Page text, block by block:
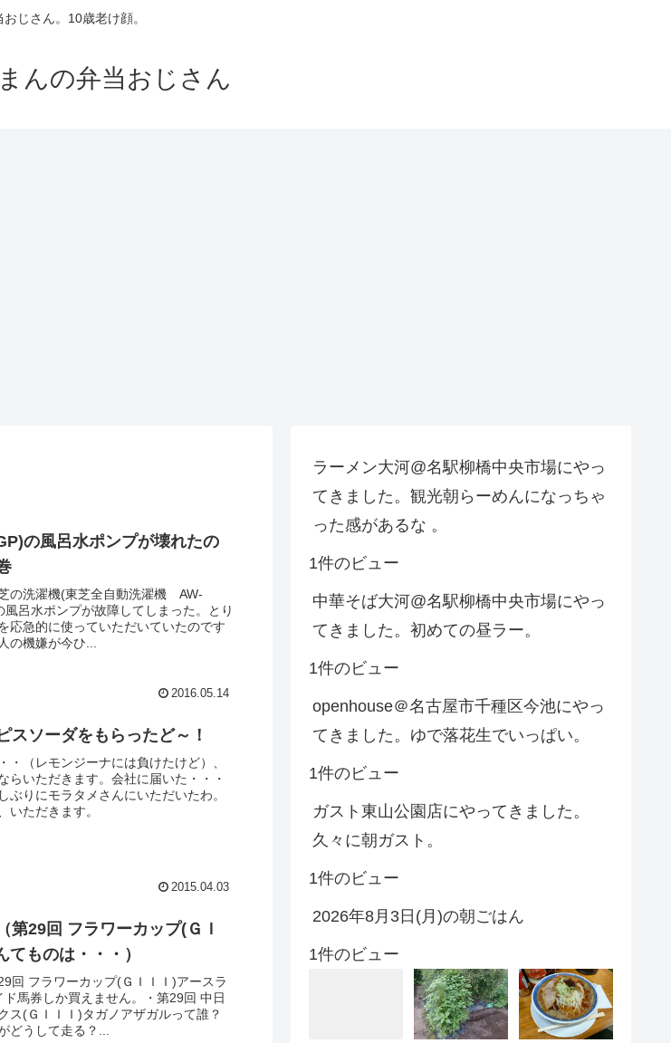
おじさん。10歳老け顔。
んの弁当おじさん
の風呂水ポンプが壊れたの
の洗濯機(東芝全自動洗濯機 AW-
呂水ポンプが故障してしまった。とり
応急的に使っていただいていたのです
の機嫌が今ひ...
2016.05.14
スソーダをもらったど～！
・（レモンジーナには負けたけど）、
らいただきます。会社に届いた・・・
ぶりにモラタメさんにいただいたわ。
いただきます。
2015.04.03
第29回 フラワーカップ(ＧＩ
てものは・・・）
回 フラワーカップ(ＧＩＩＩ)アースラ
馬券しか買えません。・第29回 中日
ス(ＧＩＩＩ)タガノアザガルって誰？
どうして走る？...
ラーメン大河@名駅柳橋中央市場にやっ
てきました。観光朝らーめんになっちゃ
った感があるな 。
1件のビュー
中華そば大河@名駅柳橋中央市場にやっ
てきました。初めての昼ラー。
1件のビュー
openhouse＠名古屋市千種区今池にやっ
てきました。ゆで落花生でいっぱい。
1件のビュー
ガスト東山公園店にやってきました。
久々に朝ガスト。
1件のビュー
2026年8月3日(月)の朝ごはん
1件のビュー